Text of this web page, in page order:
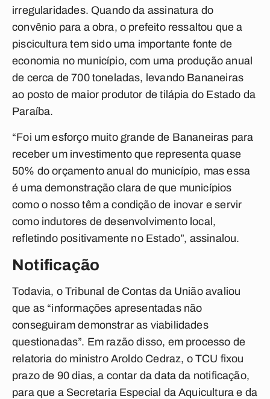
irregularidades. Quando da assinatura do
convênio para a obra, o prefeito ressaltou que a
piscicultura tem sido uma importante fonte de
economia no município, com uma produção anual
de cerca de 700 toneladas, levando Bananeiras
ao posto de maior produtor de tilápia do Estado da
Paraíba.
“Foi um esforço muito grande de Bananeiras para
receber um investimento que representa quase
50% do orçamento anual do município, mas essa
é uma demonstração clara de que municípios
como o nosso têm a condição de inovar e servir
como indutores de desenvolvimento local,
refletindo positivamente no Estado”, assinalou.
Notificação
Todavia, o Tribunal de Contas da União avaliou
que as “informações apresentadas não
conseguiram demonstrar as viabilidades
questionadas”. Em razão disso, em processo de
relatoria do ministro Aroldo Cedraz, o TCU fixou
prazo de 90 dias, a contar da data da notificação,
para que a Secretaria Especial da Aquicultura e da